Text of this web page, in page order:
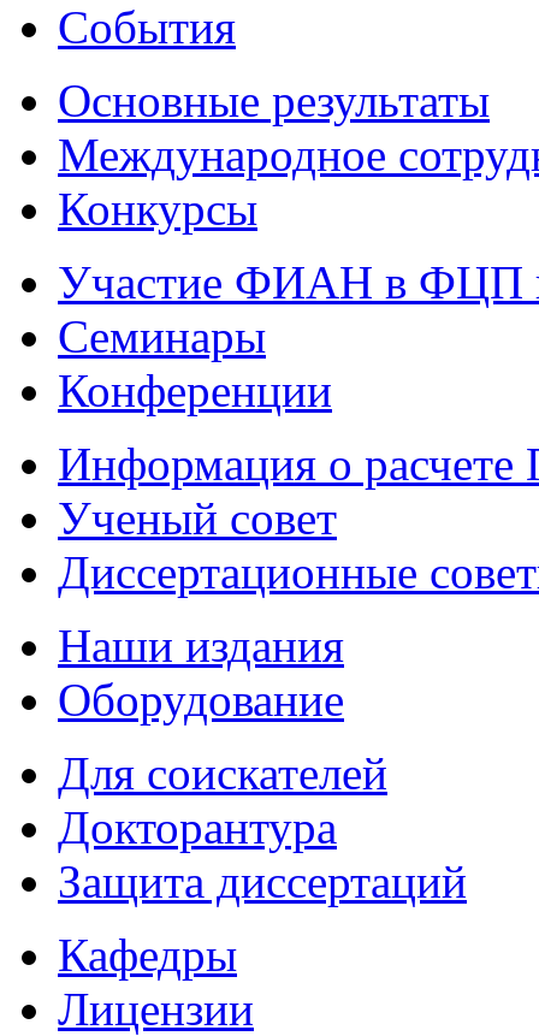
События
Основные результаты
Международное
Конкурсы
Участие ФИАН в ФЦП
Семинары
Конференции
Информация о
Ученый совет
Диссертационные
Наши издания
Оборудование
Для соискателей
Докторантура
Защита диссертаций
Кафедры
Лицензии